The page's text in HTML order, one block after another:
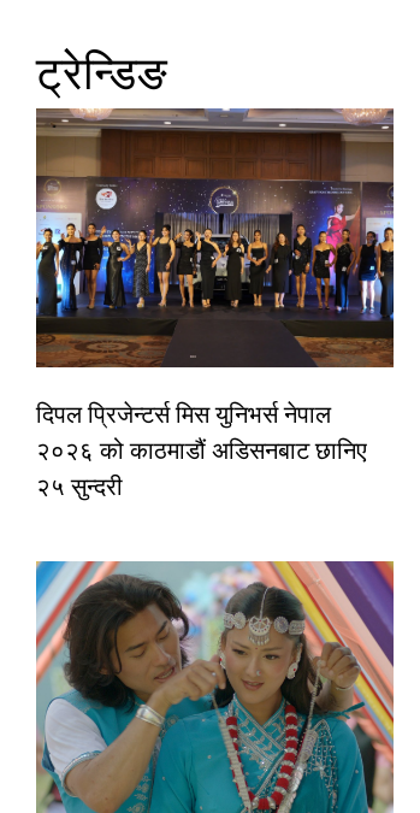
ट्रेन्डिङ
दिपल प्रिजेन्टर्स मिस युनिभर्स नेपाल
२०२६ को काठमाडौं अडिसनबाट छानिए
२५ सुन्दरी